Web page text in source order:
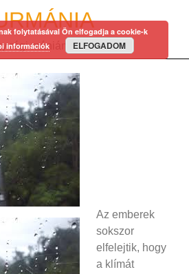
régi mániám…
Az emberek
sokszor
elfelejtik, hogy
a klímát
folytatásával Ön elfogadja a cookie-k
információk ELFOGADOM